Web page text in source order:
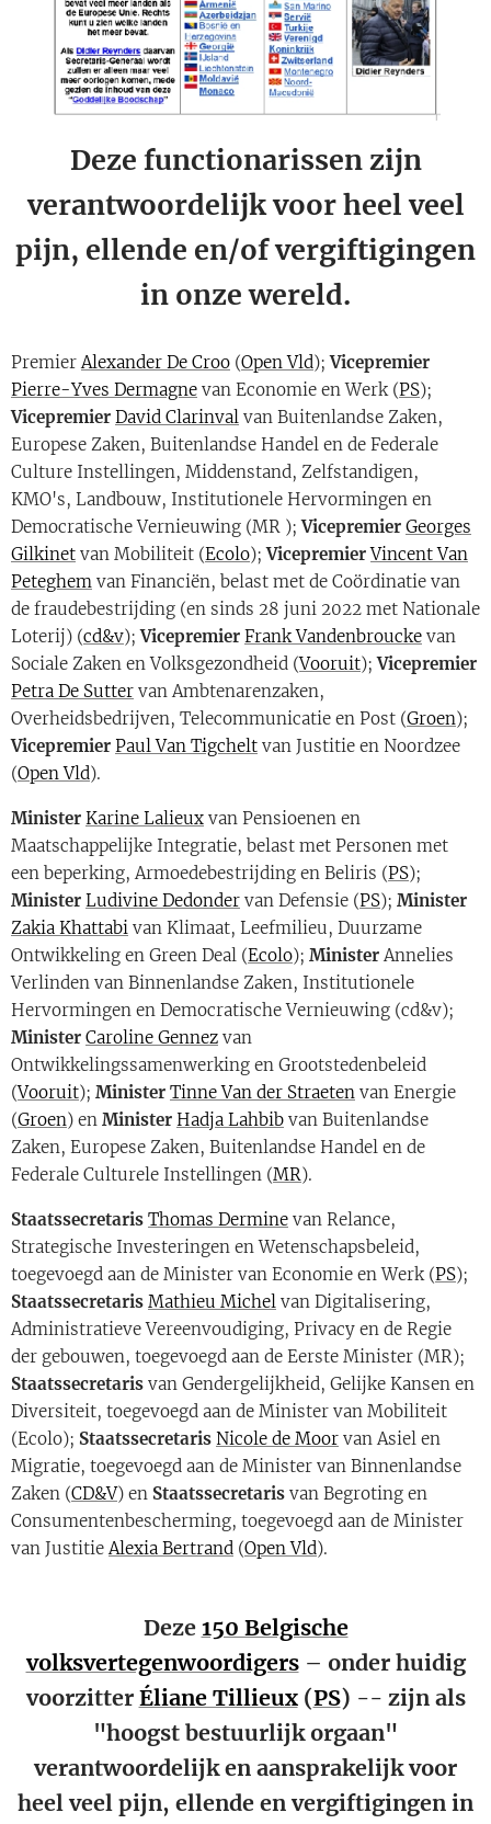
Deze functionarissen zijn
verantwoordelijk voor heel veel
pijn, ellende en/of vergiftigingen
in onze wereld.
PremierAlexander De Croo (Open Vld); Vicepremier
Pierre-Yves Dermagne van Economie en Werk (PS);
Vicepremier David Clarinval van Buitenlandse Zaken,
Europese Zaken, Buitenlandse Handel en de Federale
Culture Instellingen, Middenstand, Zelfstandigen,
KMO's, Landbouw, Institutionele Hervormingen en
Democratische Vernieuwing (MR );Vicepremier Georges
Gilkinet van Mobiliteit (Ecolo);Vicepremier Vincent Van
Peteghem van Financiën, belast met de Coördinatie van
de fraudebestrijding (en sinds 28 juni 2022 met Nationale
Loterij) (cd&v);Vicepremier Frank Vandenbroucke van
Sociale Zaken en Volksgezondheid (Vooruit);Vicepremier
Petra De Sutter van Ambtenarenzaken,
Overheidsbedrijven, Telecommunicatie en Post (Groen);
Vicepremier Paul Van Tigchelt van Justitie en Noordzee
(Open Vld).
Minister Karine Lalieux van Pensioenen en
Maatschappelijke Integratie, belast met Personen met
een beperking, Armoedebestrijding en Beliris (PS);
Minister Ludivine Dedonder van Defensie (PS); Minister
Zakia Khattabi van Klimaat, Leefmilieu, Duurzame
Ontwikkeling en Green Deal (Ecolo); MinisterAnnelies
Verlinden van Binnenlandse Zaken, Institutionele
Hervormingen en Democratische Vernieuwing (cd&v);
Minister Caroline Gennez van
Ontwikkelingssamenwerking en Grootstedenbeleid
(Vooruit); Minister Tinne Van der Straeten van Energie
(Groen) en Minister Hadja Lahbib van Buitenlandse
Zaken, Europese Zaken, Buitenlandse Handel en de
Federale Culturele Instellingen (MR).
Staatssecretaris Thomas Dermine van Relance,
Strategische Investeringen en Wetenschapsbeleid,
toegevoegd aan de Minister van Economie en Werk (PS);
Staatssecretaris Mathieu Michel van Digitalisering,
Administratieve Vereenvoudiging, Privacy en de Regie
der gebouwen, toegevoegd aan de Eerste Minister (MR);
Staatssecretaris van Gendergelijkheid, Gelijke Kansen en
Diversiteit, toegevoegd aan de Minister van Mobiliteit
(Ecolo); Staatssecretaris Nicole de Moor van Asiel en
Migratie, toegevoegd aan de Minister van Binnenlandse
Zaken (CD&V) en Staatssecretaris van Begroting en
Consumentenbescherming, toegevoegd aan de Minister
van JustitieAlexia Bertrand (Open Vld).
Deze 150 Belgische
volksvertegenwoordigers– onder huidig
voorzitter Éliane Tillieux(PS) -- zijn als
"hoogst bestuurlijk orgaan"
verantwoordelijk en aansprakelijk voor
heel veel pijn, ellende en vergiftigingen in